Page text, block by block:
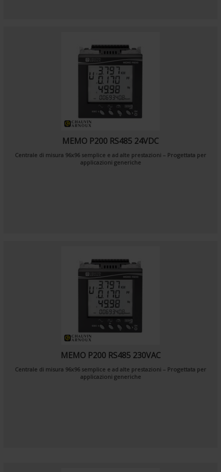
MEMO P200 RS485 24VDC
Centrale di misura 96x96 semplice e ad alte prestazioni – Progettata per
applicazioni generiche
MEMO P200 RS485 230VAC
Centrale di misura 96x96 semplice e ad alte prestazioni – Progettata per
applicazioni generiche